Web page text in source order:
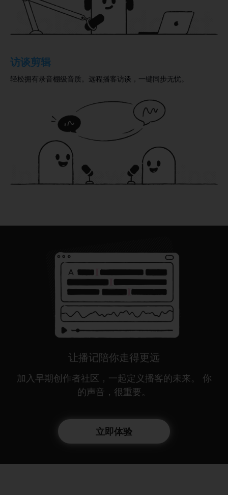
访谈剪辑
轻松拥有录音棚级音质。远程播客访谈，一键同步无忧。
让播记陪你走得更远
加入早期创作者社区，一起定义播客的未来。 你
的声音，很重要。
立即体验